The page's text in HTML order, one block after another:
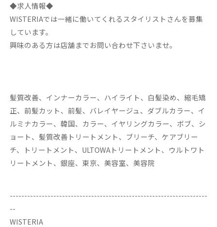
◆求人情報◆
WISTERIAでは一緒に働いてくれるスタイリストさんを募集
しています。
興味のある方は店舗までお問い合わせ下さいませ。
髪質改善、インナーカラー、ハイライト、白髪染め、縮毛矯
正、前髪カット、前髪、バレイヤージュ、ダブルカラー、イ
ルミナカラー、韓国、カラー、イヤリングカラー、ボブ、シ
ョート、髪質改善トリートメント、ブリーチ、ケアブリー
チ、トリートメント、ULTOWAトリートメント、ウルトワト
リートメント、銀座、東京、美容室、美容院
--------------------------------------------------------------------
--
WISTERIA